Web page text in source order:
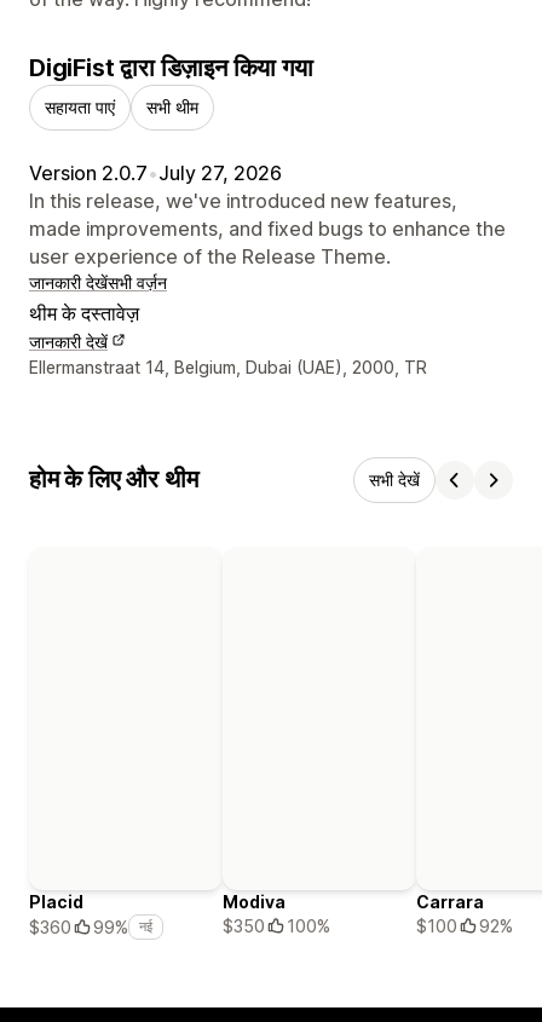
DigiFist द्वारा डिज़ाइन किया गया
सहायता पाएं सभी थीम
Version 2.0.7•July 27, 2026
In this release, we've introduced new features,
made improvements, and fixed bugs to enhance the
user experience of the Release Theme.
जानकारी देखेंसभी वर्ज़न
थीम के दस्तावेज़
जानकारी देखें
डिज़ाइनर के संपर्क की जानकारी
Ellermanstraat 14, Belgium, Dubai (UAE), 2000, TR
होम के लिए और थीम सभी देखें
Placid
$360
99% नई
Modiva
$350
100%
Carrara
$100
92%